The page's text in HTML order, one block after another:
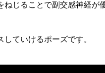
ねじることで副交感神経が
していけるポーズです。